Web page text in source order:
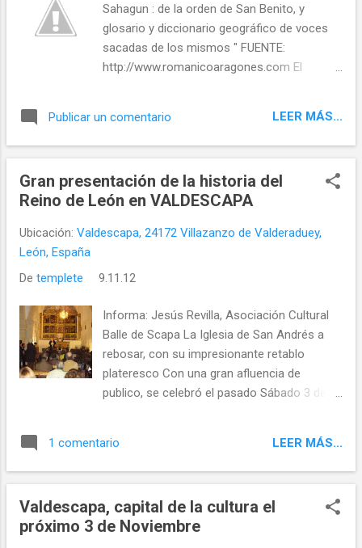
Sahagun : de la orden de San Benito, y
glosario y diccionario geográfico de voces
sacadas de los mismos " FUENTE:
http://www.romanicoaragones.com El
Arqueológico Nacional de Madrid,
corresponde a Alfonso Ansurez y procede
En el está la data de 1093 (Era MCXXXI - VI
Kl Decebris)
Publicar un comentario LEER MÁS...
Gran presentación de la historia del
Reino de León en VALDESCAPA
Ubicación: Valdescapa, 24172 Villazanzo de Valderaduey,
León, España
De templete 9.11.12
Informa: Jesús Revilla, Asociación Cultural
Balle de Scapa La Iglesia de San Andrés a
rebosar, con su impresionante retablo
plateresco Con una gran afluencia de
publico, se celebró el pasado Sábado 3 de
de León ", en la Iglesia de San Andrés de
Valdescapa
1 comentario LEER MÁS...
Valdescapa, capital de la cultura el
próximo 3 de Noviembre